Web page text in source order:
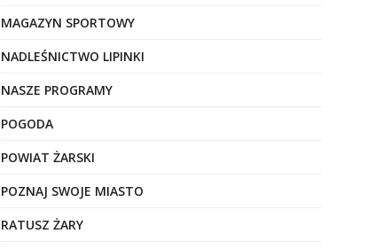
MAGAZYN SPORTOWY
NADLEŚNICTWO LIPINKI
NASZE PROGRAMY
POGODA
POWIAT ŻARSKI
POZNAJ SWOJE MIASTO
RATUSZ ŻARY